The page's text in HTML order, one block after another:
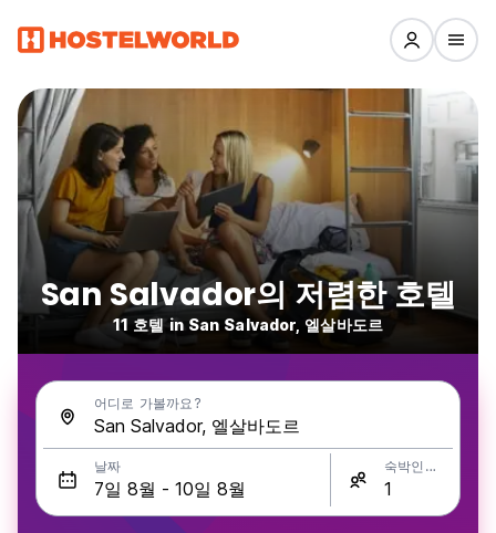
San Salvador의 저렴한 호텔
11 호텔 in San Salvador, 엘살바도르
어디로 가볼까요?
날짜 숙박인원